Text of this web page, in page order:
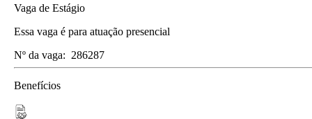
Vaga de Estágio
Essa vaga é para atuação presencial
Nº da vaga: 286287
Benefícios